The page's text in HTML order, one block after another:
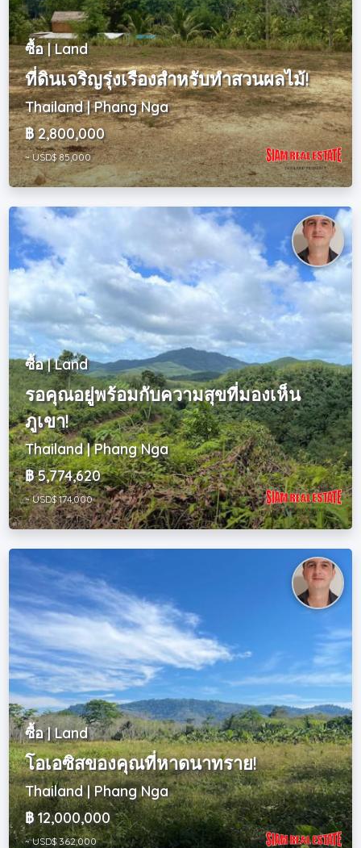
ซื้อ | Land
ที่ดินเจริญรุ่งเรืองสำหรับทำสวนผลไม้!
Thailand | Phang Nga
฿ 2,800,000
~ USD$ 85,000
ซื้อ | Land
รอคุณอยู่พร้อมกับความสุขที่มองเห็น
ภูเขา!
Thailand | Phang Nga
฿ 5,774,620
~ USD$ 174,000
ซื้อ | Land
โอเอซิสของคุณที่หาดนาทราย!
Thailand | Phang Nga
฿ 12,000,000
~ USD$ 362,000